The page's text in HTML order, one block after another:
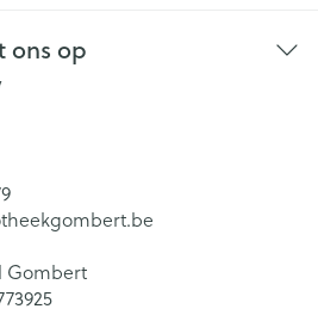
ons op
Gombert